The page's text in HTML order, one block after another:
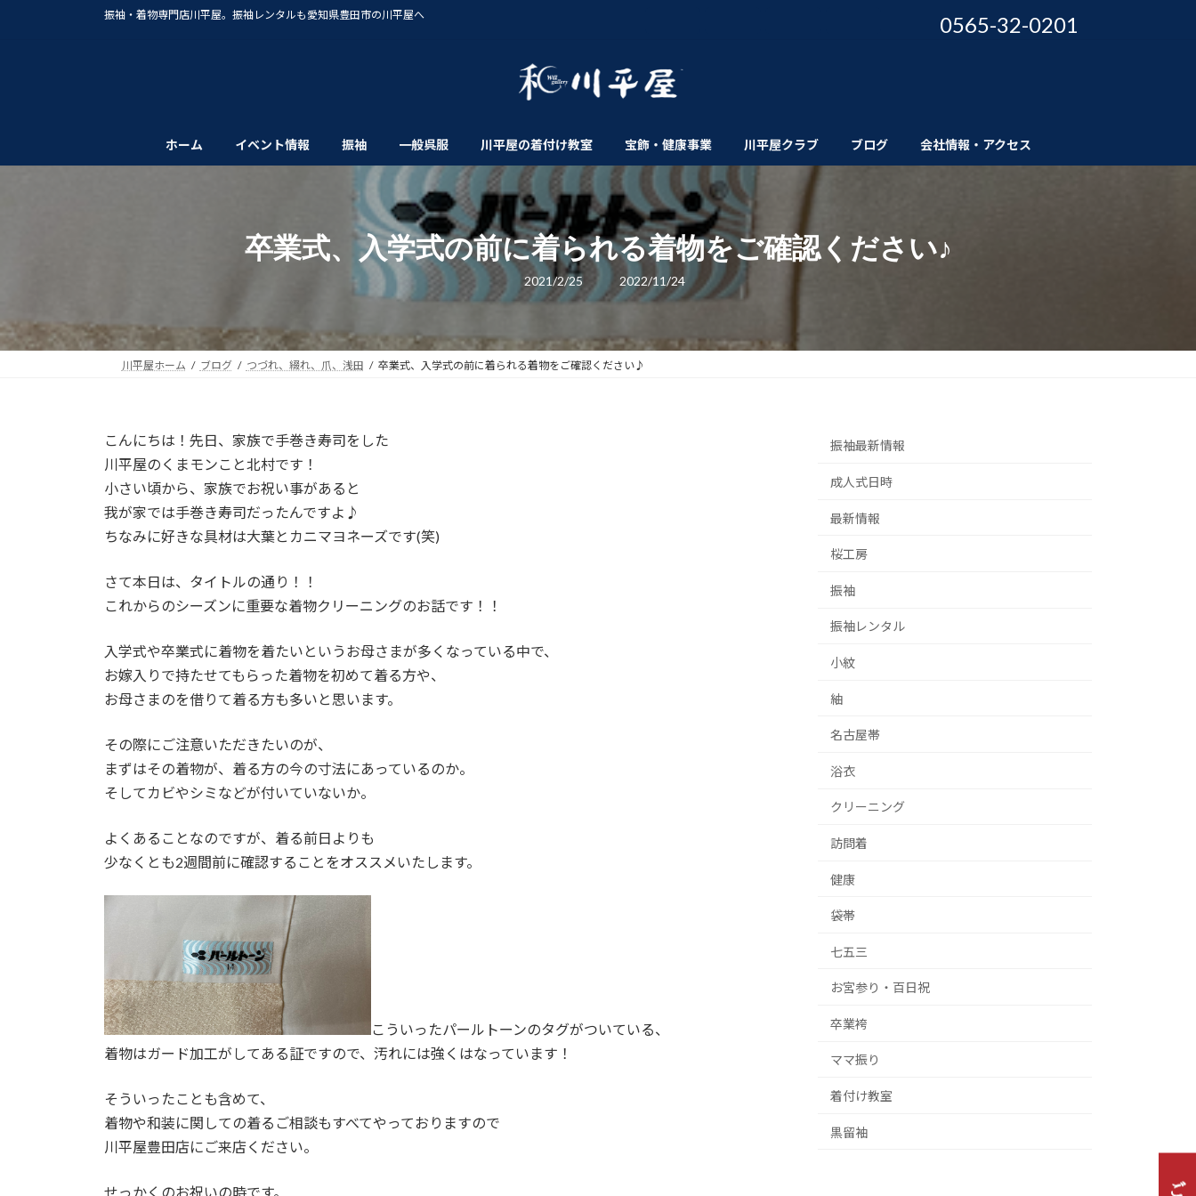
振袖・着物専門店川平屋。振袖レンタルも愛知県豊田市の川平屋へ 0565-32-0201
ホーム イベント情報 振袖 一般呉服 川平屋の着付け教室 宝飾・健康事業 川平屋クラブ ブログ 会社情報・アクセス
卒業式、入学式の前に着られる着物をご確認ください♪
2021/2/25
最
終
更
時
:
2022/11/24
川平屋ホーム ブログ つづれ、綴れ、爪、浅田 卒業式、入学式の前に着られる着物をご確認ください♪
こんにちは！先日、家族で手巻き寿司をした
川平屋のくまモンこと北村です！
小さい頃から、家族でお祝い事があると
我が家では手巻き寿司だったんですよ♪
ちなみに好きな具材は大葉とカニマヨネーズです(笑)
さて本日は、タイトルの通り！！
これからのシーズンに重要な着物クリーニングのお話です！！
入学式や卒業式に着物を着たいというお母さまが多くなっている中で、
お嫁入りで持たせてもらった着物を初めて着る方や、
お母さまのを借りて着る方も多いと思います。
その際にご注意いただきたいのが、
まずはその着物が、着る方の今の寸法にあっているのか。
そしてカビやシミなどが付いていないか。
よくあることなのですが、着る前日よりも
少なくとも2週間前に確認することをオススメいたします。
こういったパールトーンのタグがついている、
着物はガード加工がしてある証ですので、汚れには強くはなっています！
そういったことも含めて、
着物や和装に関しての着るご相談もすべてやっておりますので
川平屋豊田店にご来店ください。
せっかくのお祝いの時です。
振袖最新情報
成人式日時
最新情報
桜工房
振袖
振袖レンタル
小紋
紬
名古屋帯
浴衣
クリーニング
訪問着
健康
袋帯
七五三
お宮参り・百日祝
卒業袴
ママ振り
着付け教室
黒留袖